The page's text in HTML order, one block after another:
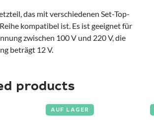
das mit verschiedenen Set-Top-
kompatibel ist. Es ist geeignet für
zwischen 100 V und 220 V, die
beträgt 12 V.
products
AUF LAGER